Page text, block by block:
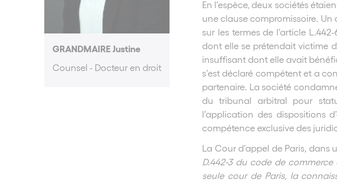
GRANDMAIRE Justine
Counsel - Docteur en droit
En l’espèce, deux sociétés
une clause compromissoire. Un
sur les termes de l’article
dont elle se prétendait victime
insuffisant dont elle avait
s’est déclaré compétent et a
partenaire. La société
du tribunal arbitral pour
l’application des dispositions
compétence exclusive des
La Cour d’appel de Paris, dans
D.442-3 du code de
seule cour de Paris, la